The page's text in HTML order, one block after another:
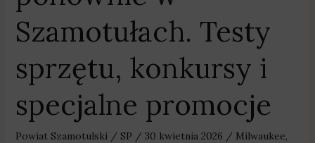
Szamotułach. Testy
sprzętu, konkursy i
specjalne promocje
Powiat Szamotulski/ SP / 30 kwietnia 2026 / Milwaukee,
promocje